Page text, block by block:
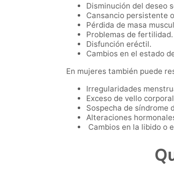
Disminución del deseo
Cansancio persistente
Pérdida de masa
Problemas de fertilidad.
Disfunción eréctil.
Cambios en el estado
En mujeres también puede
Irregularidades
Exceso de vello
Sospecha de síndrome
Alteraciones
Cambios en la libido o